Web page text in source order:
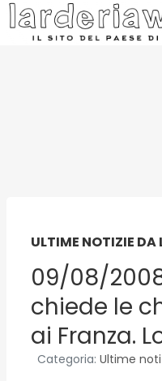
ULTIME NOTIZIE DA
09/08/
chiede le
ai Franza.
Categoria: Ultime